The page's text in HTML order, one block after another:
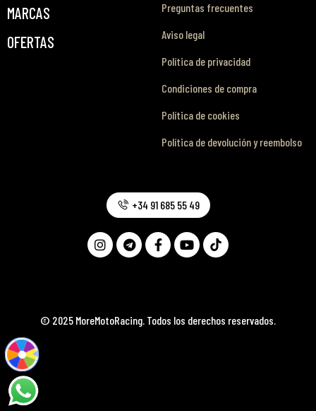
MARCAS
OFERTAS
Preguntas frecuentes
Aviso legal
Política de privacidad
Condiciones de compra
Política de cookies
Política de devolución y reembolso
© 2025 MoreMotoRacing. Todos los derechos reservados.
+34 91 685 55 49